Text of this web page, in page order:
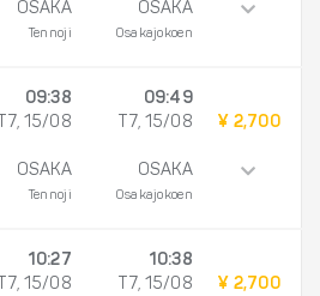
OSAKA
Tennoji
OSAKA
Osakajokoen
09:38
T7, 15/08
OSAKA
Tennoji
09:49
T7, 15/08
OSAKA
Osakajokoen
¥ 2,700
10:27
T7, 15/08
10:38
T7, 15/08
¥ 2,700